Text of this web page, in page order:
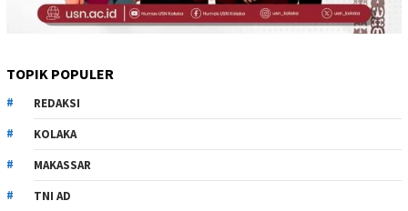
TOPIK POPULER
REDAKSI
KOLAKA
MAKASSAR
TNI AD